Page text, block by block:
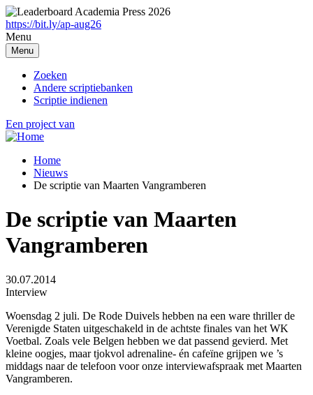
Overslaan
en
naar
de
inhoud
gaan
https://bit.ly/ap-aug26
Menu
Menu
Zoeken
Andere scriptiebanken
Scriptie indienen
Een project van
Breadcrumb
Home
Nieuws
De scriptie van Maarten Vangramberen
De scriptie van Maarten
Vangramberen
30.07.2014
Interview
Woensdag 2 juli. De Rode Duivels hebben na een ware thriller de
Verenigde Staten uitgeschakeld in de achtste finales van het WK
Voetbal. Zoals vele Belgen hebben we dat passend gevierd. Met
kleine oogjes, maar tjokvol adrenaline- én cafeïne grijpen we ’s
middags naar de telefoon voor onze interviewafspraak met Maarten
Vangramberen.